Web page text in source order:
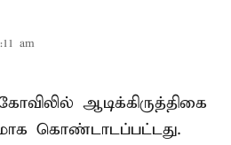
am
ஆடிக்கிருத்திகை
கொண்டாடப்பட்டது.